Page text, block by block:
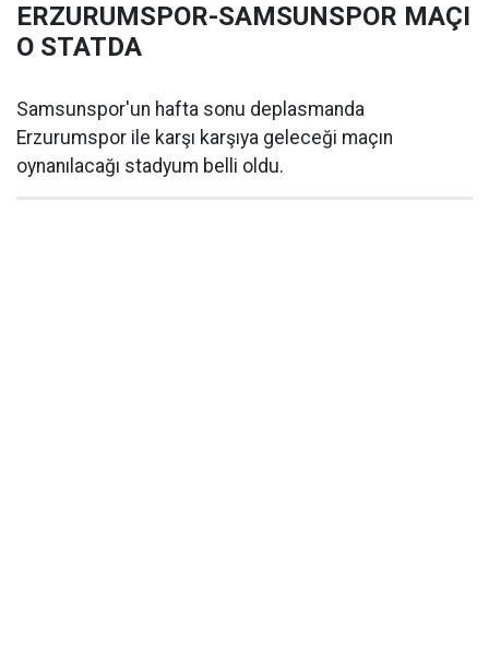
ERZURUMSPOR-SAMSUNSPOR MAÇI
O STATDA
Samsunspor'un hafta sonu deplasmanda
Erzurumspor ile karşı karşıya geleceği maçın
oynanılacağı stadyum belli oldu.